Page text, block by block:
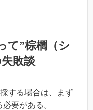
て”棕櫚（シ
敗談
する場合は、まず
要がある。